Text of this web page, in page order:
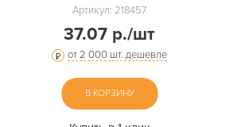
Артикул: 218457
37.07 р./шт
от 2 000 шт. дешевле
В КОРЗИНУ